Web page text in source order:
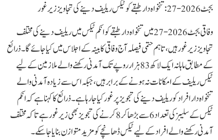
بجٹ 2026-27: تنخواہ دار طبقے کو ٹیکس ریلیف دینے کی تجاویز زیر غور
وفاقی بجٹ 2026-27 میں تنخواہ دار طبقے کو انکم ٹیکس میں ریلیف دینے کی مختلف
تجاویز زیر غور ہیں، تاہم حتمی فیصلہ آج وفاقی کابینہ کے اجلاس میں کیا جائے گا۔ذرائع
کے مطابق ماہانہ ایک لاکھ 83 ہزار روپے تک آمدنی رکھنے والے ملازمین کے لیے
ٹیکس ریلیف کے امکانات نہ ہونے کے برابر ہیں، جبکہ اس سے زیادہ آمدنی والے
تنخواہ دار افراد کو ریلیف دینے کی تجویز پر غور کیا جا رہا ہے۔ذرائع کا کہنا ہے کہ انکم
ٹیکس کے سلیبز کی تعداد 6 سے بڑھا کر 8 کرنے کی تجویز بھی زیر غور ہے تاکہ مختلف
آمدنی رکھنے والے افراد کے لیے ٹیکس ڈھانچے کو مزید متوازن بنایا جا سکے۔